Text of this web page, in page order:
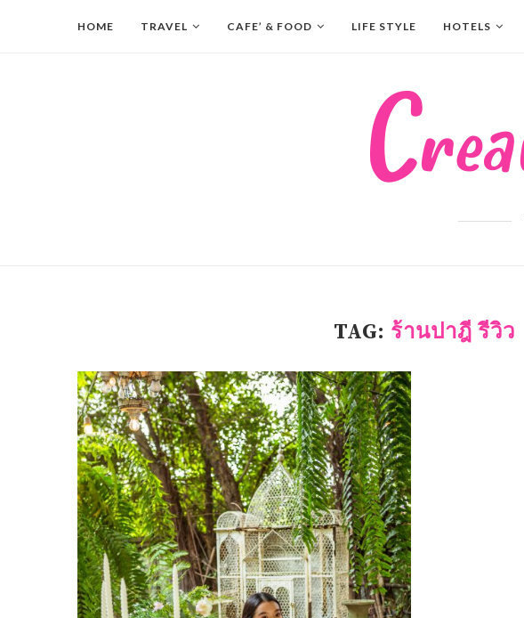
HOME TRAVEL CAFE’ & FOOD LIFE STYLE HOTELS
TAG: ร้านปาฎี รีวิว